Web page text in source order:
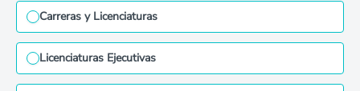
Carreras y Licenciaturas
Licenciaturas Ejecutivas